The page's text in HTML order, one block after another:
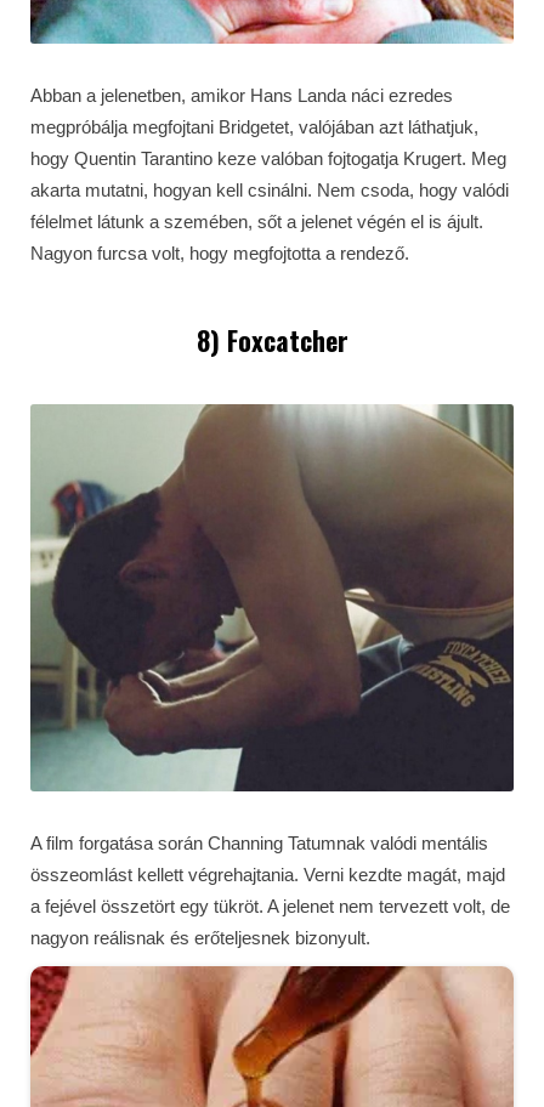
Abban a jelenetben, amikor Hans Landa náci ezredes
megpróbálja megfojtani Bridgetet, valójában azt láthatjuk,
hogy Quentin Tarantino keze valóban fojtogatja Krugert. Meg
akarta mutatni, hogyan kell csinálni. Nem csoda, hogy valódi
félelmet látunk a szemében, sőt a jelenet végén el is ájult.
Nagyon furcsa volt, hogy megfojtotta a rendező.
8) Foxcatcher
A film forgatása során Channing Tatumnak valódi mentális
összeomlást kellett végrehajtania. Verni kezdte magát, majd
a fejével összetört egy tükröt. A jelenet nem tervezett volt, de
nagyon reálisnak és erőteljesnek bizonyult.